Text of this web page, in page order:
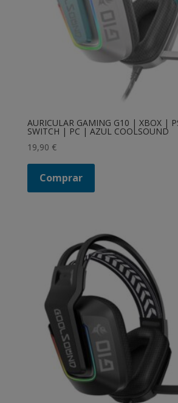
AURICULAR GAMING G10 | XBOX |
SWITCH | PC | AZUL COOLSOUND
19,90 €
Comprar